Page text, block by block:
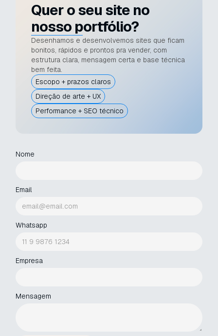
Quer o seu site no
nosso portfólio?
Desenhamos e desenvolvemos sites que ficam
bonitos, rápidos e prontos pra vender, com
estrutura clara, mensagem certa e base técnica
bem feita.
Escopo + prazos claros
Direção de arte + UX
Performance + SEO técnico
Nome
Email
Whatsapp
Empresa
Mensagem